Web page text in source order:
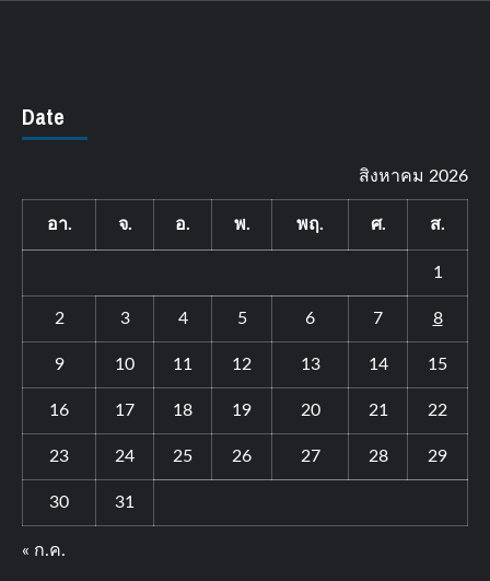
Date
สิงหาคม 2026
อา. จ. อ. พ. พฤ. ศ. ส.
1
2 3 4 5 6 7 8
9 10 11 12 13 14 15
16 17 18 19 20 21 22
23 24 25 26 27 28 29
30 31
« ก.ค.